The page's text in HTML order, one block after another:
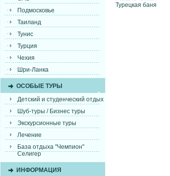
Подмосковье
Таиланд
Тунис
Турция
Чехия
Шри-Ланка
ОСОБЫЕ ТУРЫ
Детский и студенческий отдых
Шуб-туры / Бизнес туры
Экскурсионные туры
Лечение
База отдыха "Чемпион"
Селигер
ИНФОРМАЦИЯ
Турецкая баня